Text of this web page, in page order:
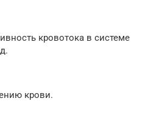
кровотока в системе
крови.